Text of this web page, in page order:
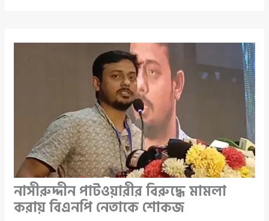
নাসীরুদ্দীন পাটওয়ারীর বিরুদ্ধে মামলা
করায় বিএনপি নেতাকে শোকজ